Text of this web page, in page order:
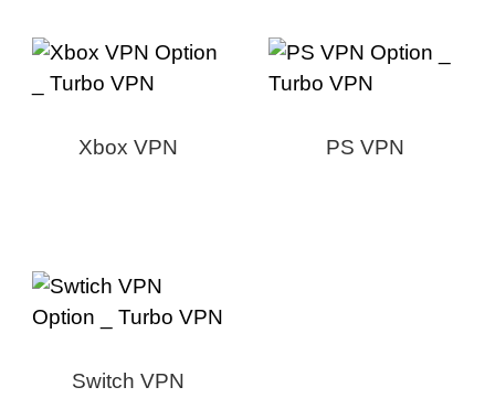
Xbox VPN PS VPN
Switch VPN